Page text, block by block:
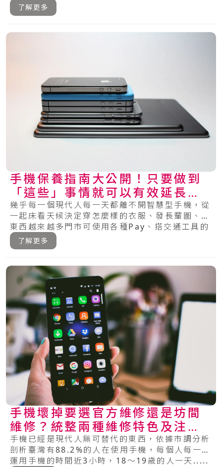
了解更多
手機保養指南大公開！只要做到
「這些」事情就可以有效延長手
機的壽命～
幾乎每一個現代人每一天都離不開智慧型手機，從
一起床看天候決定穿怎麼樣的衣服、發長輩圖、買
東西越來越多門市可使用各種Pay、搭交通工具的
時.....
了解更多
手機壞掉要選官方維修還是坊間
維修？統整兩種維修特色及注意
事項
手機已經是現代人無可替代的東西，依據市調分析
剖析臺灣有88.2%的人在使用手機，每個人每一天
運用手機的時間近3小時，18～19歲的人一天.....